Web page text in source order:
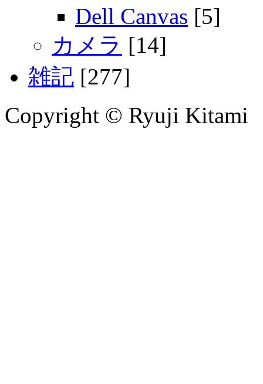
Dell Canvas [5]
カメラ [14]
雑記 [277]
Copyright © Ryuji Kitami